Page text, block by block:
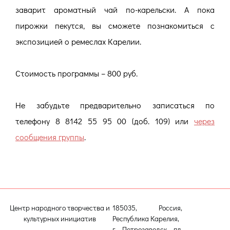
заварит ароматный чай по-карельски. А пока
пирожки пекутся, вы сможете познакомиться с
экспозицией о ремеслах Карелии.
Стоимость программы – 800 руб.
Не забудьте предварительно записаться по
телефону 8 8142 55 95 00 (доб. 109) или через
сообщения группы.
Центр народного творчества и
культурных инициатив
185035, Россия,
Республика Карелия,